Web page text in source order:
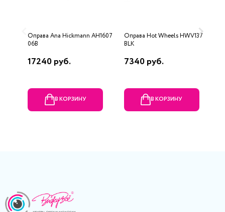
Оправа Ana Hickmann AH1607
06B
17240 руб.
В КОРЗИНУ
Оправа Hot Wheels HWV137
BLK
7340 руб.
В КОРЗИНУ